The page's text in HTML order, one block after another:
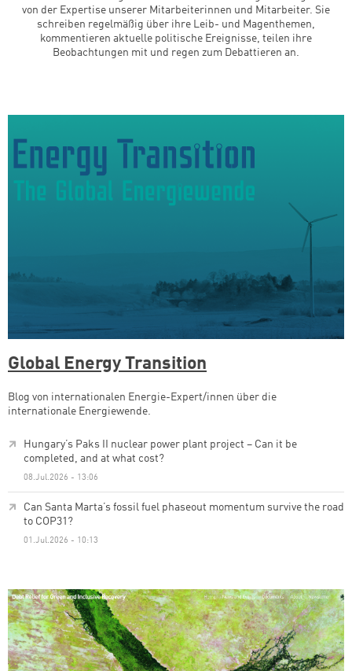
von der Expertise unserer Mitarbeiterinnen und Mitarbeiter. Sie
schreiben regelmäßig über ihre Leib- und Magenthemen,
kommentieren aktuelle politische Ereignisse, teilen ihre
Beobachtungen mit und regen zum Debattieren an.
Global Energy Transition
Blog von internationalen Energie-Expert/innen über die
internationale Energiewende.
Hungary’s Paks II nuclear power plant project – Can it be
completed, and at what cost?
08.Jul.2026 - 13:06
Can Santa Marta’s fossil fuel phaseout momentum survive the road
to COP31?
01.Jul.2026 - 10:13